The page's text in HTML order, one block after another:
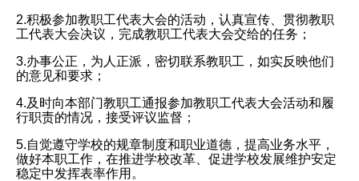
2.积极参加教职工代表大会的活动，认真宣传、贯彻教职
工代表大会决议，完成教职工代表大会交给的任务；
3.办事公正，为人正派，密切联系教职工，如实反映他们
的意见和要求；
4.及时向本部门教职工通报参加教职工代表大会活动和履
行职责的情况，接受评议监督；
5.自觉遵守学校的规章制度和职业道德，提高业务水平，
做好本职工作，在推进学校改革、促进学校发展维护安定
稳定中发挥表率作用。